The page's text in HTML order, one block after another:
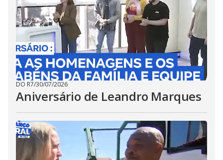
DO R7/30/07/2026
Aniversário de Leandro Marques